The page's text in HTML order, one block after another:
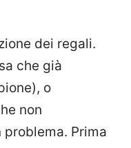
dei regali.
che già
o
non
problema. Prima